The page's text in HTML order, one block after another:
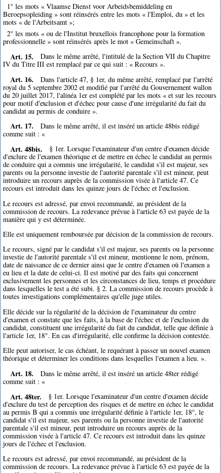
1° les mots « Vlaamse Dienst voor Arbeidsbemiddeling en
Beroepsopleiding » sont réinsérés entre les mots « l'Emploi, du » et les
mots « de l'Arbeitsamt »;
2° les mots « ou de l'Institut bruxellois francophone pour la formation
professionnelle » sont réinsérés après le mot « Gemeinschaft ».
Art. 15.
Dans le même arrêté, l'intitulé de la Section VII du Chapitre
IV du Titre III est remplacé par ce qui suit : « Recours ».
Art. 16.
Dans l'article 47, § 1er, du même arrêté, remplacé par l'arrêté
royal du 5 septembre 2002 et modifié par l'arrêté du Gouvernement wallon
du 20 juillet 2017, l'alinéa 1er est complété par les mots « et sur les recours
pour motif d'exclusion et d'échec pour cause d'une irrégularité du fait du
candidat au permis de conduire ».
Art. 17.
Dans le même arrêté, il est inséré un article 48bis rédigé
comme suit : «
Art. 48bis.
§ 1er. Lorsque l'examinateur d'un centre d'examen décide
d'exclure de l'examen théorique et de mettre en échec le candidat au permis
de conduire qui a commis une irrégularité, le candidat s'il est majeur, ses
parents ou la personne investie de l'autorité parentale s'il est mineur, peut
introduire un recours auprès de la commission visée à l'article 47. Ce
recours est introduit dans les quinze jours de l'échec et l'exclusion.
Le recours est adressé, par envoi recommandé, au président de la
commission de recours. La redevance prévue à l'article 63 est payée de la
manière qui y est déterminée.
Elle est uniquement remboursée par décision de la commission de recours.
Le recours, signé par le candidat s'il est majeur, ses parents ou la personne
investie de l'autorité parentale s'il est mineur, mentionne le nom, prénom,
date de naissance de ce dernier ainsi que le centre d'examen où l'examen a
eu lieu et la date de celui-ci. Il est motivé par des faits qui concernent
exclusivement les personnes et les circonstances de lieu, temps et procédure
dans lesquelles le test a été subi. § 2. La commission de recours procède à
toutes investigations complémentaires qu'elle juge utiles.
Elle décide sur la régularité de la décision de l'examinateur du centre
d'examen et constate que les faits, à la base de l'échec et de l'exclusion du
candidat, constituent une irrégularité du fait du candidat, telle que définie à
l'article 1er, 18°. En cas d'irrégularité, elle confirme la décision contestée.
Elle peut autoriser, le cas échéant, le requérant à passer un nouvel examen
théorique et déterminer les conditions dans lesquelles l'examen a lieu. ».
Art. 18.
Dans le même arrêté, il est inséré un article 48ter rédigé
comme suit : «
Art. 48ter.
§ 1er. Lorsque l'examinateur d'un centre d'examen décide
d'exclure du test de perception des risques et de mettre en échec le candidat
au permis B qui a commis une irrégularité définie à l'article 1er, 18°, le
candidat s'il est majeur, ses parents ou la personne investie de l'autorité
parentale s'il est mineur, peut introduire un recours auprès de la
commission visée à l'article 47. Ce recours est introduit dans les quinze
jours de l'échec et l'exclusion.
Le recours est adressé, par envoi recommandé, au président de la
commission de recours. La redevance prévue à l'article 63 est payée de la